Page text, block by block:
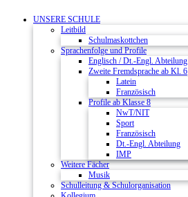
UNSERE SCHULE
Leitbild
Schulmaskottchen
Sprachenfolge und Profile
Englisch / Dt.-Engl. Abteilung
Zweite Fremdsprache ab Kl. 6
Latein
Französisch
Profile ab Klasse 8
NwT/NIT
Sport
Französisch
Dt.-Engl. Abteilung
IMP
Weitere Fächer
Musik
Schulleitung & Schulorganisation